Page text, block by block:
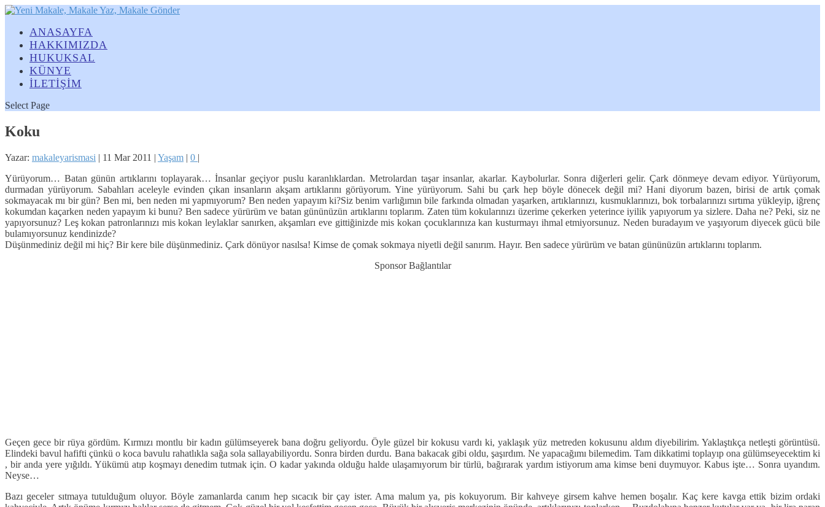
ANASAYFA
HAKKIMIZDA
HUKUKSAL
KÜNYE
İLETİŞİM
Select Page
Koku
Yazar: makaleyarismasi | 11 Mar 2011 | Yaşam | 0 |
Yürüyorum… Batan günün artıklarını toplayarak… İnsanlar geçiyor puslu karanlıklardan. Metrolardan taşar insanlar, akarlar. Kaybolurlar. Sonra diğerleri gelir. Çark dönmeye devam ediyor. Yürüyorum,
durmadan yürüyorum. Sabahları aceleyle evinden çıkan insanların akşam artıklarını görüyorum. Yine yürüyorum. Sahi bu çark hep böyle dönecek değil mi? Hani diyorum bazen, birisi de artık çomak
sokmayacak mı bir gün? Ben mi, ben neden mi yapmıyorum? Ben neden yapayım ki?Siz benim varlığımın bile farkında olmadan yaşarken, artıklarınızı, kusmuklarınızı, bok torbalarınızı sırtıma yükleyip, iğrenç
kokumdan kaçarken neden yapayım ki bunu? Ben sadece yürürüm ve batan gününüzün artıklarını toplarım. Zaten tüm kokularınızı üzerime çekerken yeterince iyilik yapıyorum ya sizlere. Daha ne? Peki, siz ne
yapıyorsunuz? Leş kokan patronlarınızı mis kokan leylaklar sanırken, akşamları eve gittiğinizde mis kokan çocuklarınıza kan kusturmayı ihmal etmiyorsunuz. Neden buradayım ve yaşıyorum diyecek gücü bile
bulamıyorsunuz kendinizde?
Düşünmediniz değil mi hiç? Bir kere bile düşünmediniz. Çark dönüyor nasılsa! Kimse de çomak sokmaya niyetli değil sanırım. Hayır. Ben sadece yürürüm ve batan gününüzün artıklarını toplarım.
Sponsor Bağlantılar
Geçen gece bir rüya gördüm. Kırmızı montlu bir kadın gülümseyerek bana doğru geliyordu. Öyle güzel bir kokusu vardı ki, yaklaşık yüz metreden kokusunu aldım diyebilirim. Yaklaştıkça netleşti görüntüsü.
Elindeki bavul hafifti çünkü o koca bavulu rahatlıkla sağa sola sallayabiliyordu. Sonra birden durdu. Bana bakacak gibi oldu, şaşırdım. Ne yapacağımı bilemedim. Tam dikkatimi toplayıp ona gülümseyecektim ki
, bir anda yere yığıldı. Yükümü atıp koşmayı denedim tutmak için. O kadar yakında olduğu halde ulaşamıyorum bir türlü, bağırarak yardım istiyorum ama kimse beni duymuyor. Kabus işte… Sonra uyandım.
Neyse…
Bazı geceler sıtmaya tutulduğum oluyor. Böyle zamanlarda canım hep sıcacık bir çay ister. Ama malum ya, pis kokuyorum. Bir kahveye girsem kahve hemen boşalır. Kaç kere kavga ettik bizim ordaki